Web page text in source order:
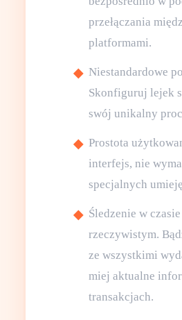
przełączania
platformami.
Niestandardowe
Skonfiguruj lejek
swój unikalny
Prostota
interfejs, nie
specjalnych
Śledzenie w czasie
rzeczywistym.
ze wszystkimi
miej aktualne
transakcjach.